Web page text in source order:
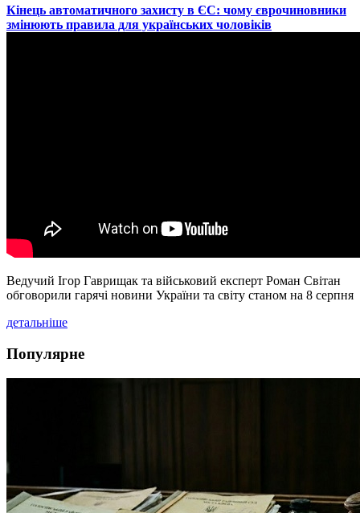
​Кінець автоматичного захисту в ЄС: чому єврочиновники
змінюють правила для українських чоловіків
Ведучий Ігор Гаврищак та військовий експерт Роман Світан
обговорили гарячі новини України та світу станом на 8 серпня
детальніше
Популярне